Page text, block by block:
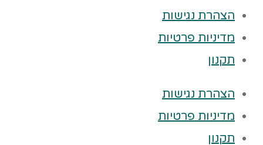
הצהרת נגישות
מדיניות פרטיות
תקנון
הצהרת נגישות
מדיניות פרטיות
תקנון